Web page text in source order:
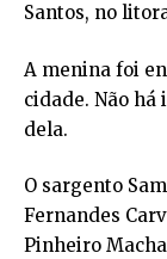
Santos, no
A menina foi
cidade. Não há
dela.
O sargento
Fernandes
Pinheiro